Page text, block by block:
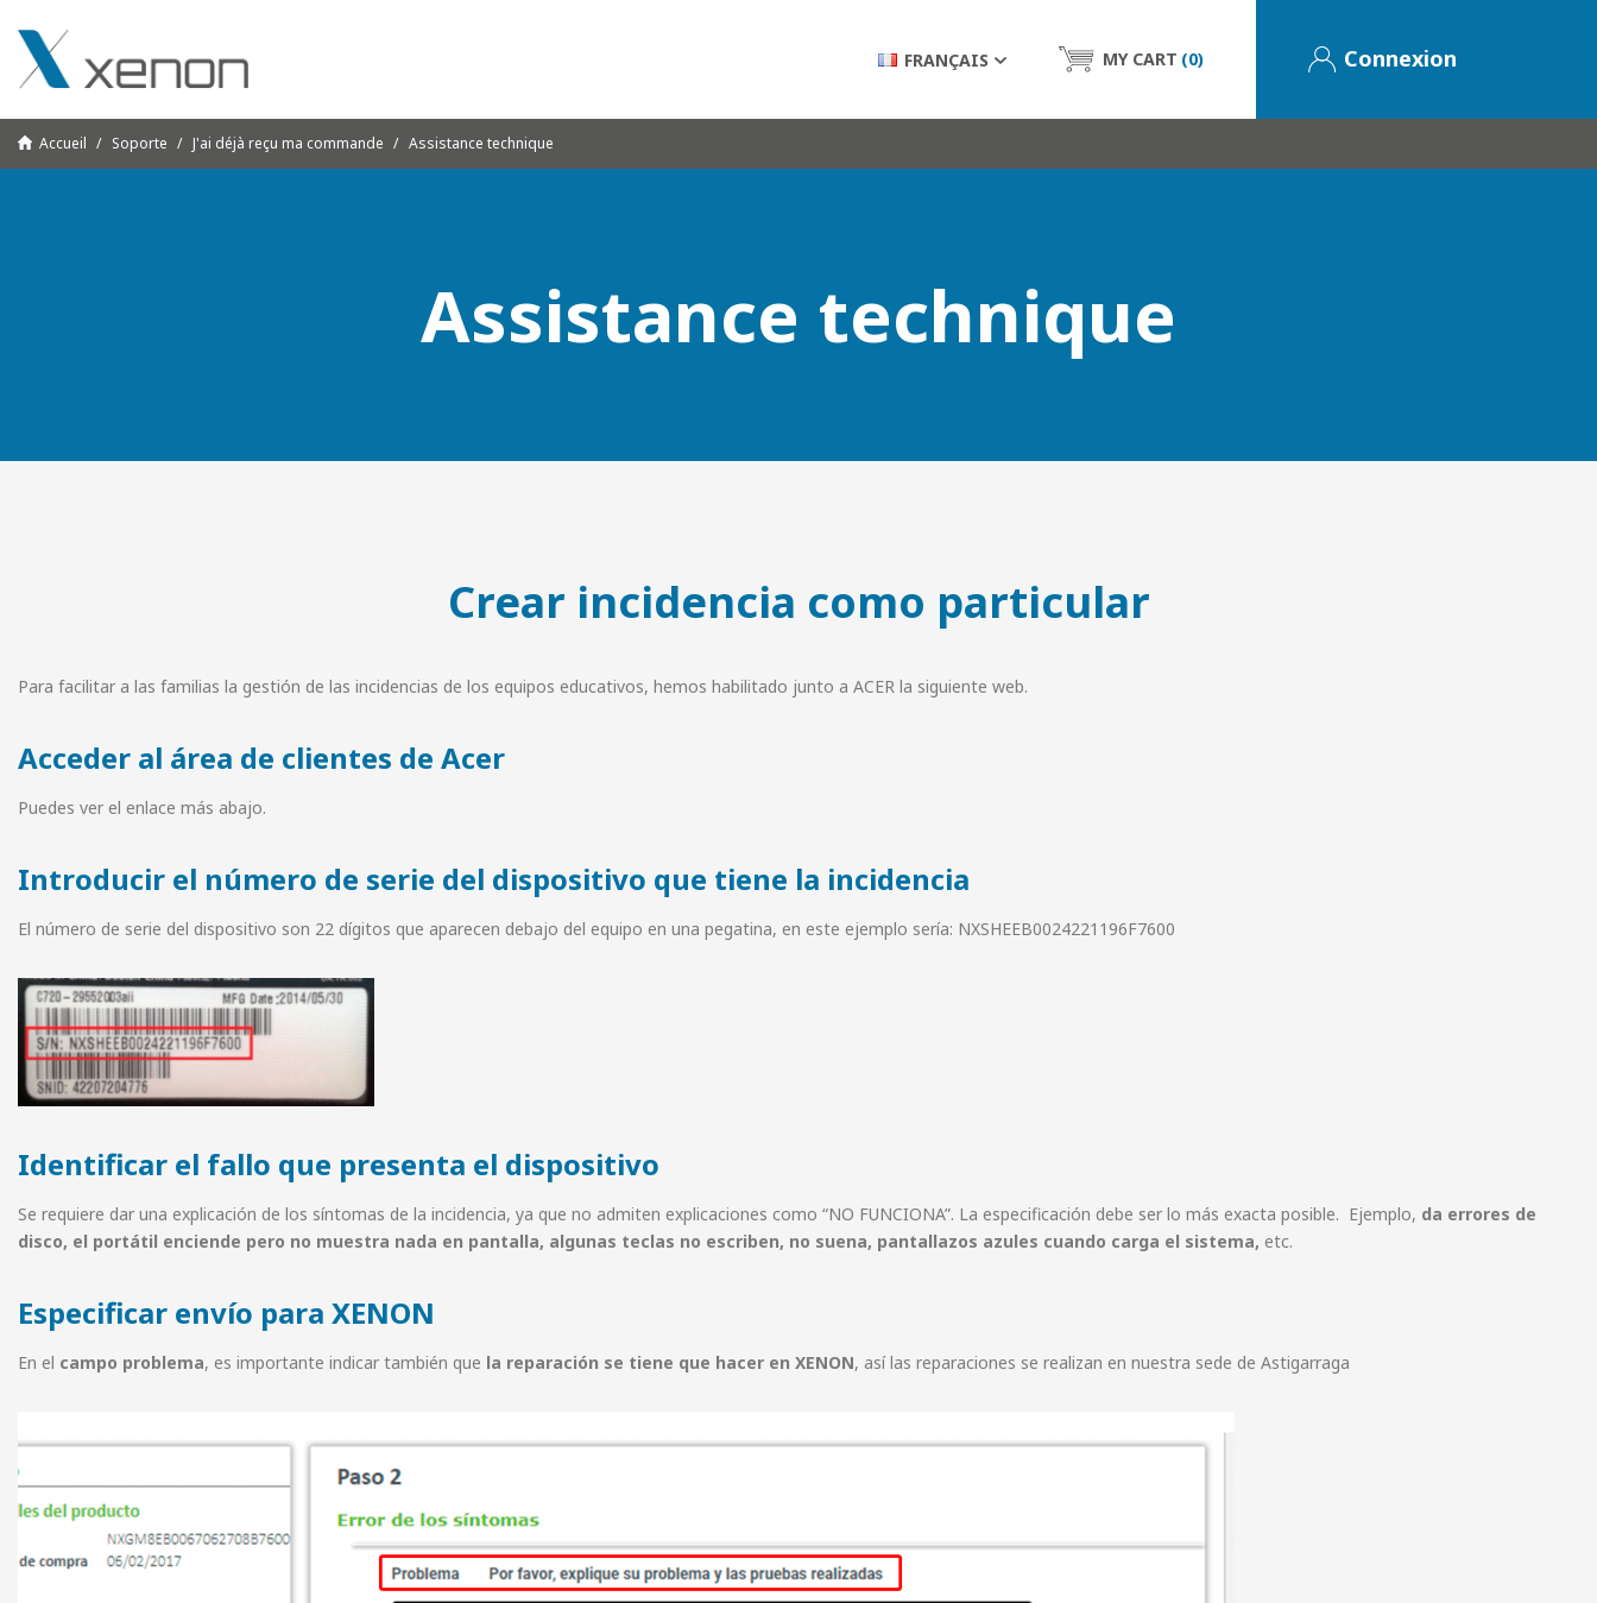
FRANÇAIS MY CART (0) Connexion
Accueil Soporte J'ai déjà reçu ma commande Assistance technique
Assistance technique
Crear incidencia como particular
Para facilitar a las familias la gestión de las incidencias de los equipos educativos, hemos habilitado junto a ACER la siguiente web.
Acceder al área de clientes de Acer
Puedes ver el enlace más abajo.
Introducir el número de serie del dispositivo que tiene la incidencia
El número de serie del dispositivo son 22 dígitos que aparecen debajo del equipo en una pegatina, en este ejemplo sería: NXSHEEB0024221196F7600
Identificar el fallo que presenta el dispositivo
Se requiere dar una explicación de los síntomas de la incidencia, ya que no admiten explicaciones como “NO FUNCIONA”. La especificación debe ser lo más exacta posible. Ejemplo, da errores de
disco, el portátil enciende pero no muestra nada en pantalla, algunas teclas no escriben, no suena, pantallazos azules cuando carga el sistema, etc.
Especificar envío para XENON
En el campo problema, es importante indicar también que la reparación se tiene que hacer en XENON, así las reparaciones se realizan en nuestra sede de Astigarraga